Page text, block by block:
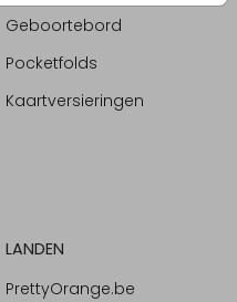
Geboortebord
Pocketfolds
Kaartversieringen
LANDEN
PrettyOrange.be